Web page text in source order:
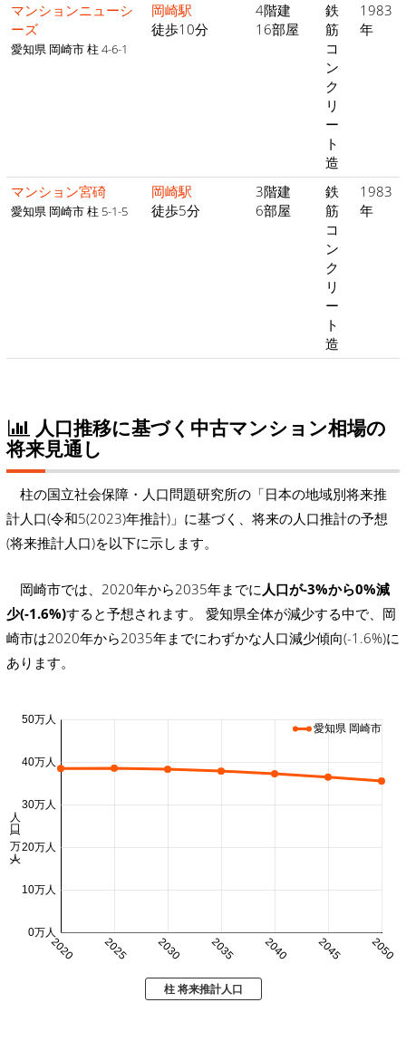
マンションニューシ
ーズ
愛知県 岡崎市 柱 4-6-1
岡崎駅
徒歩10分
4階建
16部屋
鉄
筋
コ
ン
ク
リ
ー
ト
造
1983
年
マンション宮碕
愛知県 岡崎市 柱 5-1-5
岡崎駅
徒歩5分
3階建
6部屋
鉄
筋
コ
ン
ク
リ
ー
ト
造
1983
年
人口推移に基づく中古マンション相場の
将来見通し
柱の国立社会保障・人口問題研究所の「日本の地域別将来推
計人口(令和5(2023)年推計)」に基づく、将来の人口推計の予想
(将来推計人口)を以下に示します。
岡崎市では、2020年から2035年までに 人口が-3%から0%減
少(-1.6%)すると予想されます。 愛知県全体が減少する中で、岡
崎市は2020年から2035年までにわずかな人口減少傾向(-1.6%)に
あります。
2020 2025 2030 2035 2040 2045 2050
0万人
10万人
20万人
30万人
40万人
50万人
人口 (万人)
愛知県 岡崎市
柱 将来推計人口